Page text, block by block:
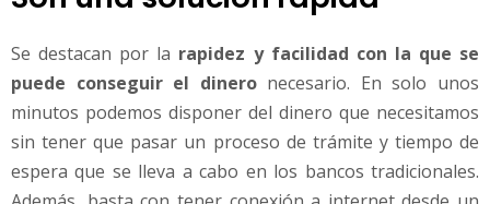
Se destacan por la rapidez y facilidad con la que se
puede conseguir el dineronecesario. En solo unos
minutos podemos disponer del dinero que necesitamos
sin tener que pasar un proceso de trámite y tiempo de
espera que se lleva a cabo en los bancos tradicionales.